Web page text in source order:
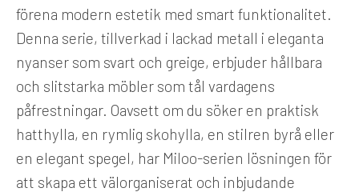
förena modern estetik med smart funktionalitet.
Denna serie, tillverkad i lackad metall i eleganta
nyanser som svart och greige, erbjuder hållbara
och slitstarka möbler som tål vardagens
påfrestningar. Oavsett om du söker en praktisk
hatthylla, en rymlig skohylla, en stilren byrå eller
en elegant spegel, har Miloo-serien lösningen för
att skapa ett välorganiserat och inbjudande